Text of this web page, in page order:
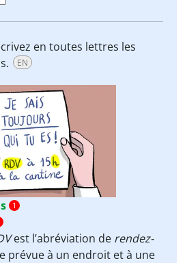
en toutes lettres les
EN
1
est l’abréviation de rendez-
prévue à un endroit et à une